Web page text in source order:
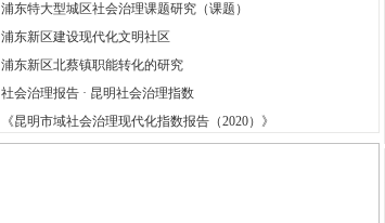
浦东特大型城区社会治理课题研究（课题）
浦东新区建设现代化文明社区
浦东新区北蔡镇职能转化的研究
社会治理报告 · 昆明社会治理指数
《昆明市域社会治理现代化指数报告（2020）》